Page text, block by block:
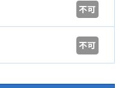
不可
不可